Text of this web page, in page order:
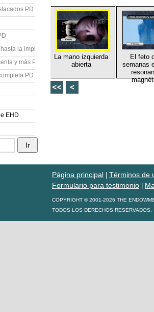
PD
la implantación PD
y más PD
PD
EHD
La mano izquierda
abierta
El feto
semanas
Página principal
Términos de
Formulario para testimonio
COPYRIGHT © 2001-2026 THE
TODOS LOS DERECHOS